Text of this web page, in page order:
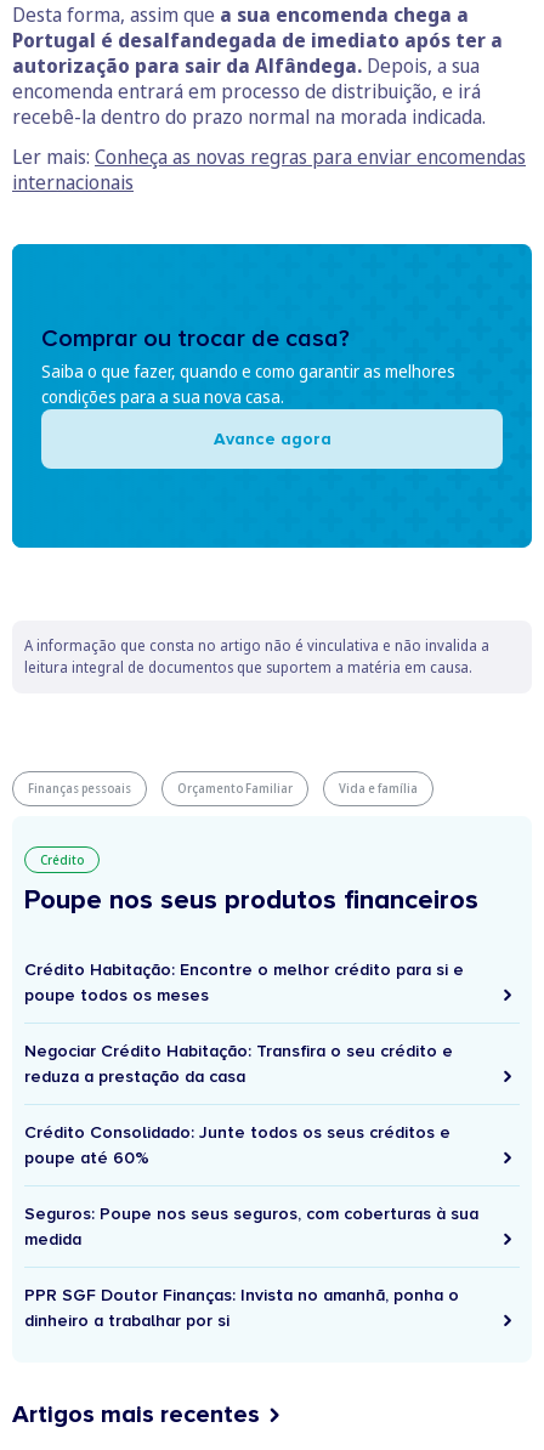
Desta forma, assim que a sua encomenda chega a
Portugal é desalfandegada de imediato após ter a
autorização para sair da Alfândega. Depois, a sua
encomenda entrará em processo de distribuição, e irá
recebê-la dentro do prazo normal na morada indicada.
Ler mais: Conheça as novas regras para enviar encomendas
internacionais
Comprar ou trocar de casa?
Saiba o que fazer, quando e como garantir as melhores
condições para a sua nova casa.
Avance agora
A informação que consta no artigo não é vinculativa e não invalida a
leitura integral de documentos que suportem a matéria em causa.
Finanças pessoais Orçamento Familiar Vida e família
Crédito
Poupe nos seus produtos financeiros
Crédito Habitação: Encontre o melhor crédito para si e
poupe todos os meses
Negociar Crédito Habitação: Transfira o seu crédito e
reduza a prestação da casa
Crédito Consolidado: Junte todos os seus créditos e
poupe até 60%
Seguros: Poupe nos seus seguros, com coberturas à sua
medida
PPR SGF Doutor Finanças: Invista no amanhã, ponha o
dinheiro a trabalhar por si
Artigos mais recentes